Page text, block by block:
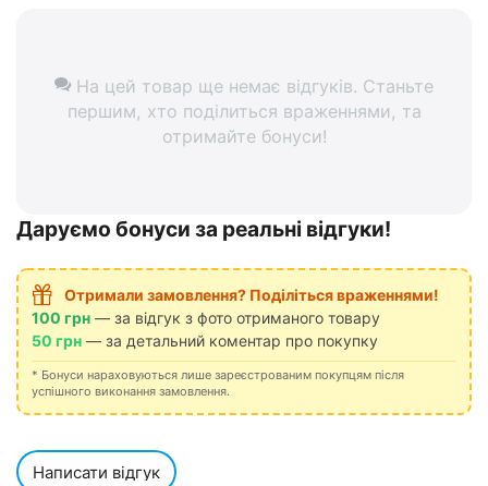
На цей товар ще немає відгуків. Станьте
першим, хто поділиться враженнями, та
отримайте бонуси!
Даруємо бонуси за реальні відгуки!
Отримали замовлення? Поділіться враженнями!
100 грн — за відгук з фото отриманого товару
50 грн — за детальний коментар про покупку
* Бонуси нараховуються лише зареєстрованим покупцям після
успішного виконання замовлення.
Написати відгук